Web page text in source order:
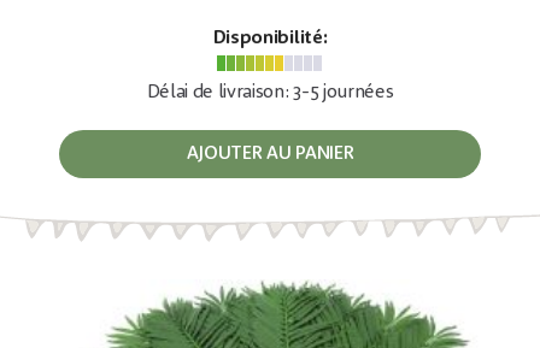
Disponibilité:
Délai de livraison: 3-5 journées
AJOUTER AU PANIER